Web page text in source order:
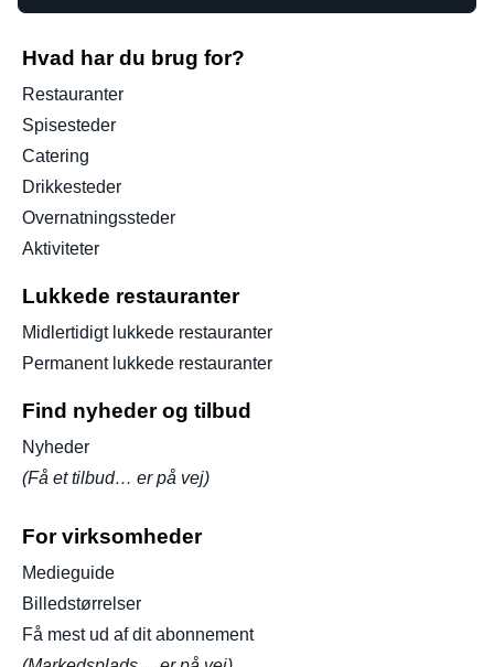
Hvad har du brug for?
Restauranter
Spisesteder
Catering
Drikkesteder
Overnatningssteder
Aktiviteter
Lukkede restauranter
Midlertidigt lukkede restauranter
Permanent lukkede restauranter
Find nyheder og tilbud
Nyheder
(Få et tilbud… er på vej)
For virksomheder
Medieguide
Billedstørrelser
Få mest ud af dit abonnement